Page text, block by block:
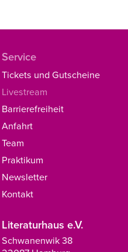
Service
Tickets und Gutscheine
Livestream
Barrierefreiheit
Anfahrt
Team
Praktikum
Newsletter
Kontakt
Literaturhaus e.V.
Schwanenwik 38